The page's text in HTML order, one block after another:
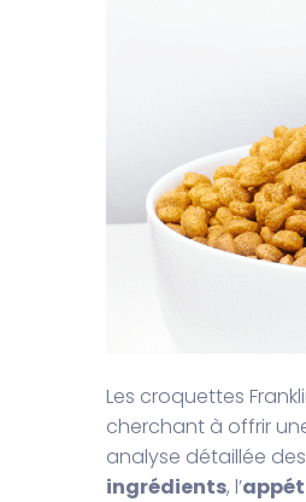
Les croquettes
cherchant à offrir
analyse détaillée
ingrédients, l’